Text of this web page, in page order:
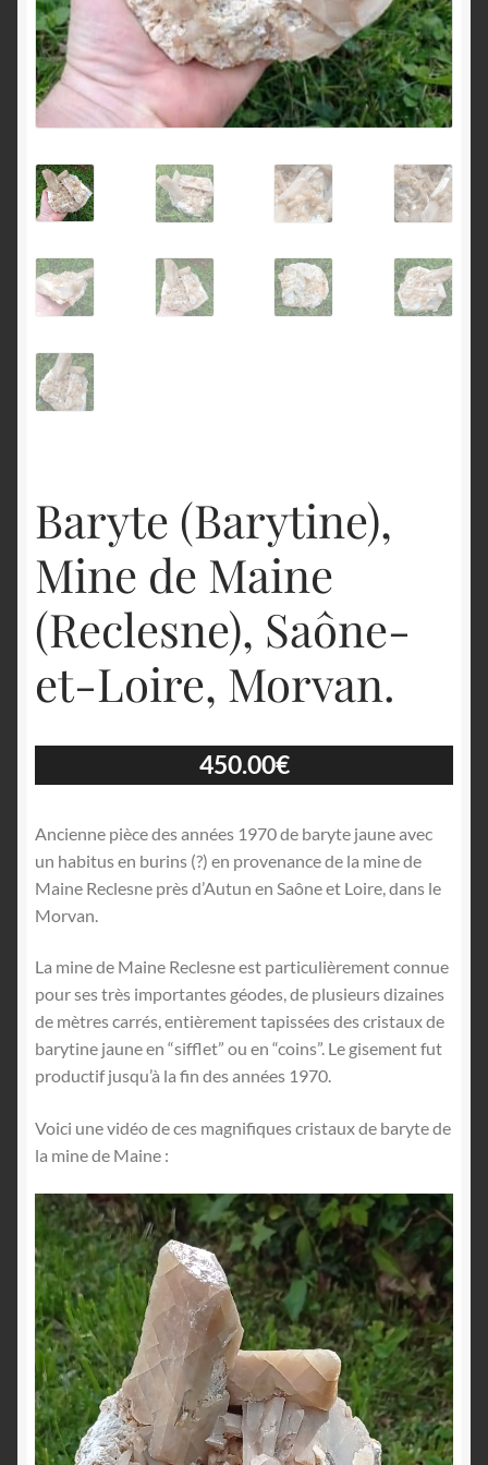
Baryte (Barytine),
Mine de Maine
(Reclesne), Saône-
et-Loire, Morvan.
450.00€
Ancienne pièce des années 1970 de baryte jaune avec
un habitus en burins (?) en provenance de la mine de
Maine Reclesne près d’Autun en Saône et Loire, dans le
Morvan.
La mine de Maine Reclesne est particulièrement connue
pour ses très importantes géodes, de plusieurs dizaines
de mètres carrés, entièrement tapissées des cristaux de
barytine jaune en “sifflet” ou en “coins”. Le gisement fut
productif jusqu’à la fin des années 1970.
Voici une vidéo de ces magnifiques cristaux de baryte de
la mine de Maine :
Lecteur
vidéo